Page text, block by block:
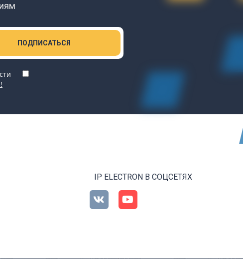
ПОДПИСАТЬСЯ
IP ELECTRON В СОЦСЕТЯХ